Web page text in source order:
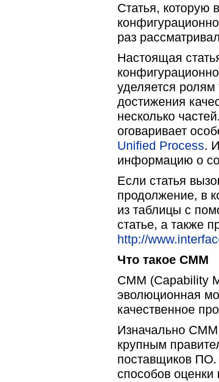
Статья, которую
раз
Настоящая
уделяется
достижения
несколько
оговаривает
Unified Process.
информацию о
Если статья
продолжение, в
из таблицы с
статье, а также
http://
Что такое СММ
CMM (Capability
эволюционная
качественное
Изначально
крупным
поставщиков ПО.
способов